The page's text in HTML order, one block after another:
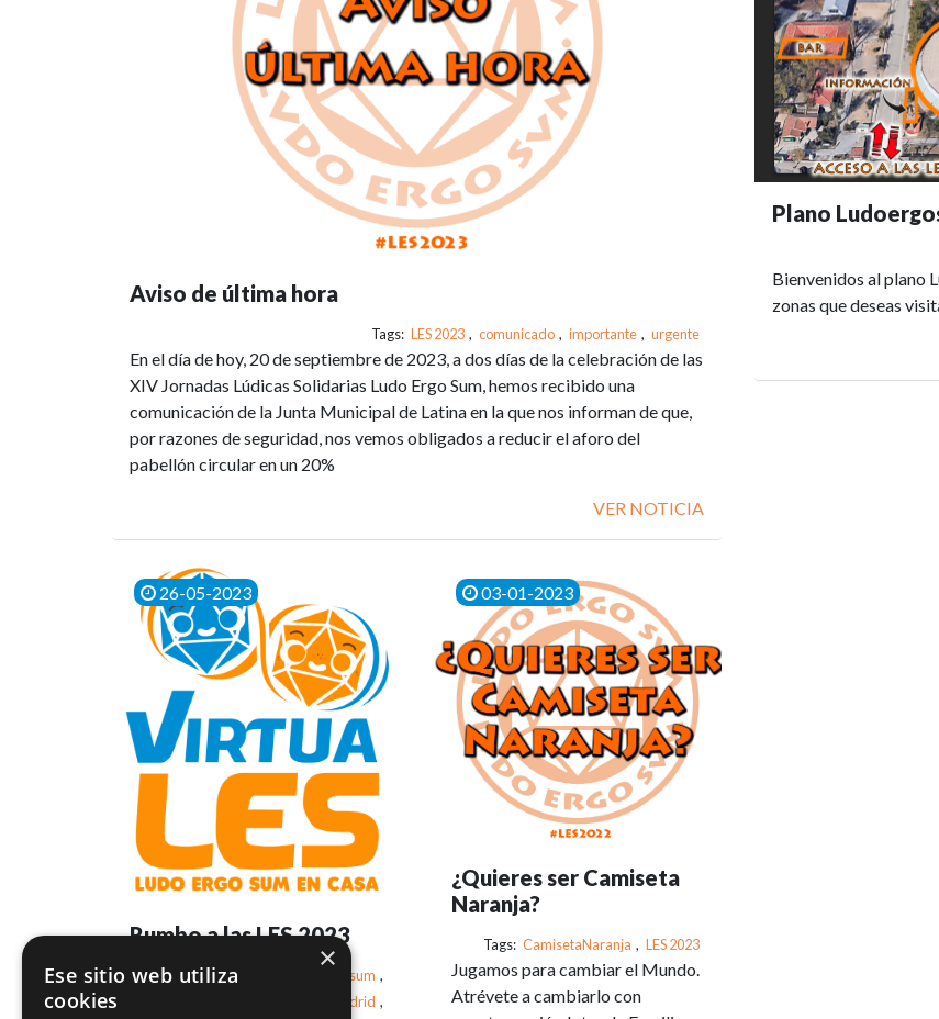
Aviso de última hora
Tags: LES 2023 , comunicado , importante , urgente
En el día de hoy, 20 de septiembre de 2023, a dos días de la celebración de las
XIV Jornadas Lúdicas Solidarias Ludo Ergo Sum, hemos recibido una
comunicación de la Junta Municipal de Latina en la que nos informan de que,
por razones de seguridad, nos vemos obligados a reducir el aforo del
pabellón circular en un 20%
VER NOTICIA
Plano
Bienvenidos al plano
zonas que deseas
26-05-2023
Rumbo a las LES 2023
Tags: LES 2023 ludoergosum ,
Madrid ,
03-01-2023
¿Quieres ser Camiseta
Naranja?
Tags: CamisetaNaranja , LES 2023
Jugamos para cambiar el Mundo.
Atrévete a cambiarlo con
×
Ese sitio web utiliza
cookies